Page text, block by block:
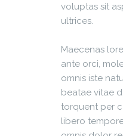
voluptas sit
ultrices.
Maecenas
ante orci,
omnis iste
beatae vitae
torquent per
libero